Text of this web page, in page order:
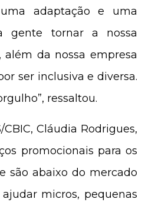
adaptação e uma
gente tornar a nossa
além da nossa empresa
ser inclusiva e diversa.
ressaltou.
CBIC, Cláudia Rodrigues,
promocionais para os
são abaixo do mercado
micros, pequenas